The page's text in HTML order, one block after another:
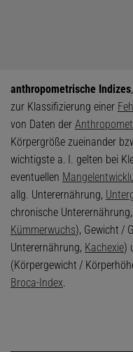
anthropometrische Indizes,
zur Klassifizierung einer
von Daten der
Körpergröße zueinander
wichtigste a. I. gelten bei
eventuellen
allg. Unterernährung,
chronische Unterernährung,
Kümmerwuchs), Gewicht /
Unterernährung, Kachexie)
(Körpergewicht /
Broca-Index.